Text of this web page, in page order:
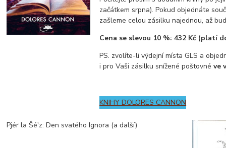
začátkem srpna). Pokud objednáte
zašleme celou zásilku najednou, až
Cena se slevou 10 %: 432 Kč (platí
PS. zvolíte-li výdejní místa GLS a
i pro Vaši zásilku snížené poštovnéve
KNIHY DOLORES CANNON
Pjér la Šé'z: Den svatého Ignora (a další)